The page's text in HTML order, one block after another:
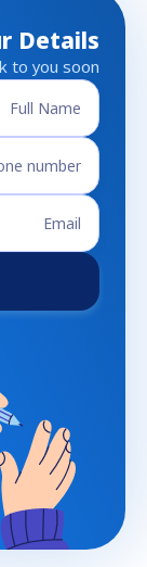
Details
to you soon